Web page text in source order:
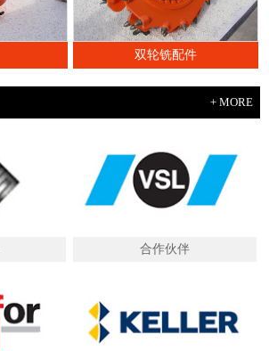
双轮铣配件
+ MORE
合作伙伴